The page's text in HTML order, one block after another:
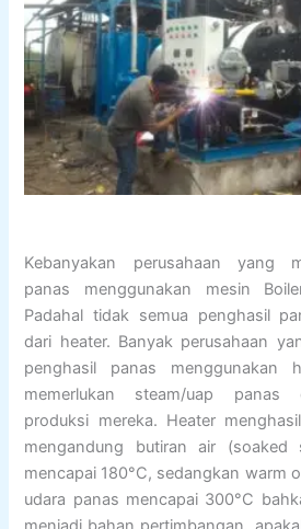
Kebanyakan perusahaan yang
panas menggunakan mesin
Padahal tidak semua penghasil
dari heater. Banyak perusahaan
penghasil panas menggunakan
memerlukan steam/uap panas
produksi mereka. Heater
mengandung butiran air (soaked
mencapai 180°C, sedangkan warm
udara panas mencapai 300°C